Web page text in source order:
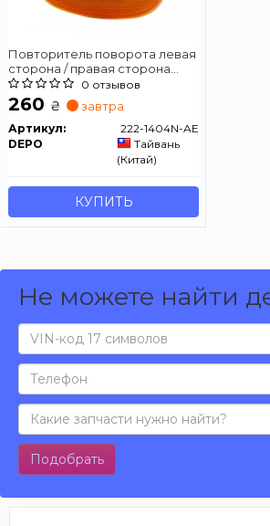
Повторитель поворота левая
сторона / правая сторона
поворота с патр., желт.
0 отзывов
260 ₴ завтра
Артикул:
222-1404N-AE
DEPO
Тайвань
(Китай)
КУПИТЬ
Не можете найти
Подобрать